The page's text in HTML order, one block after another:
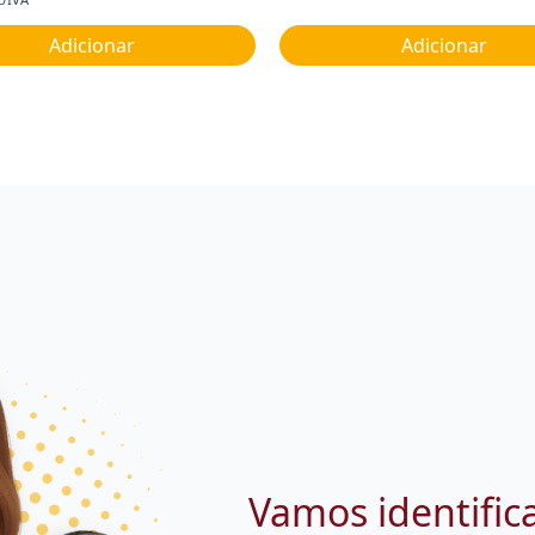
Adicionar Adicionar
Vamos